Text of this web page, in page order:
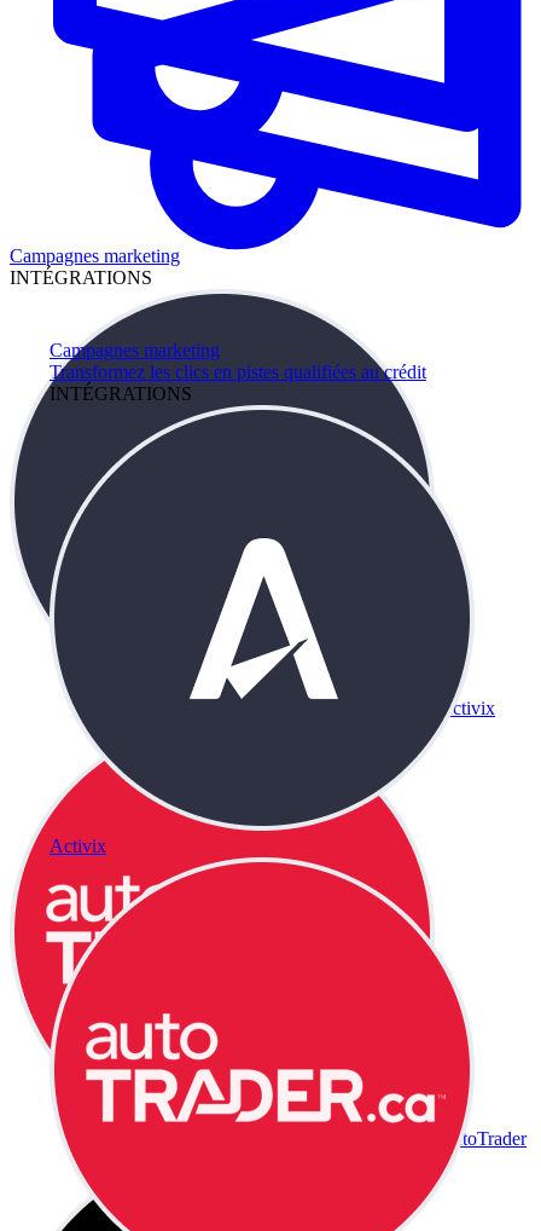
Campagnes marketing
Transformez les clics en pistes qualifiées au crédit
INTÉGRATIONS
Activix
Campagnes marketing
INTÉGRATIONS
Activix
AutoTrader